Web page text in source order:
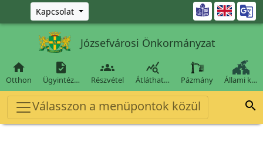
Ugrás a fő tartalomra
Kapcsolat 
Józsefvárosi Önkormányzat

Otthon

Ügyintéz…

Részvétel

Átláthat… Pázmány Állami k…
Válasszon a menüpontok közül 